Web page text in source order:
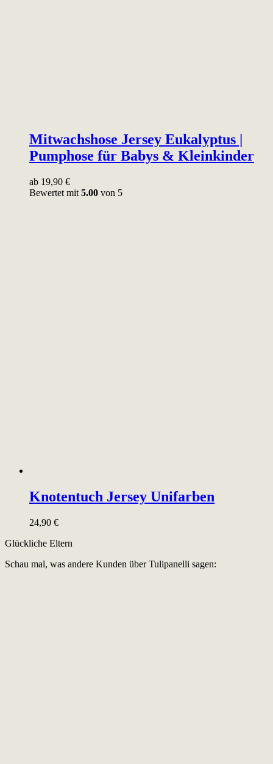
Mitwachshose Jersey Eukalyptus |
Pumphose für Babys & Kleinkinder
ab 19,90 €
Bewertet mit 5.00 von 5
Knotentuch Jersey Unifarben
24,90 €
Glückliche Eltern
Schau mal, was andere Kunden über Tulipanelli sagen: